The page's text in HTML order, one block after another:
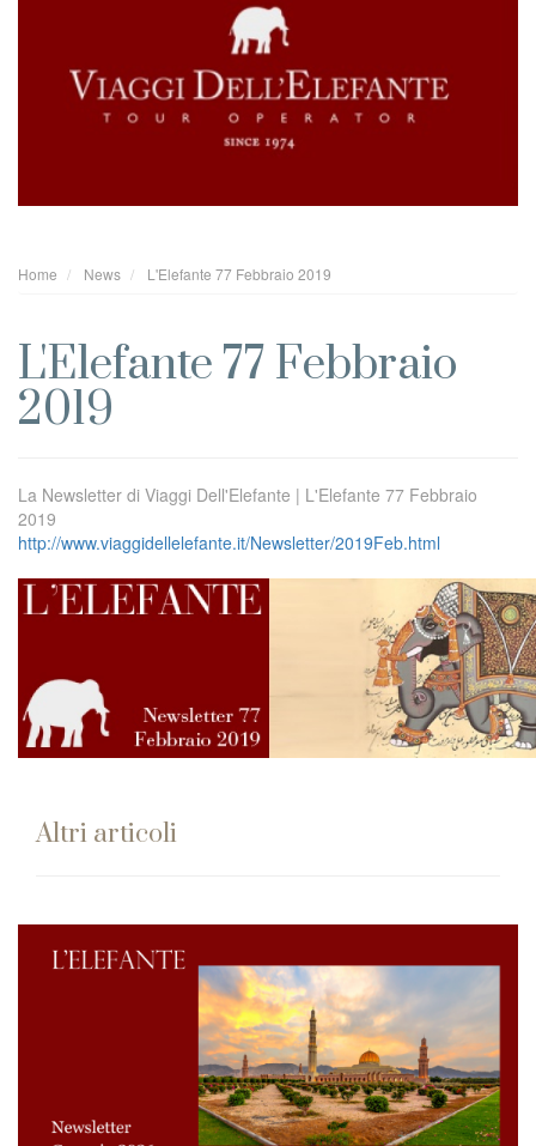
Home News L'Elefante 77 Febbraio 2019
L'Elefante 77 Febbraio
2019
La Newsletter di Viaggi Dell'Elefante | L'Elefante 77 Febbraio
2019
http://www.viaggidellelefante.it/Newsletter/2019Feb.html
Altri articoli